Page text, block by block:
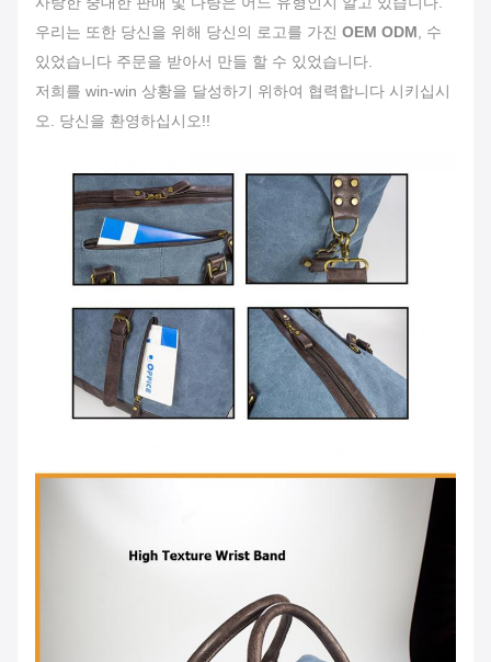
우리는 또한 당신을 위해 당신의 로고를 가진 OEM ODM , 수
있었습니다 주문을 받아서 만들 할 수 있었습니다.
저희를 win-win 상황을 달성하기 위하여 협력합니다 시키십시
오. 당신을 환영하십시오!!